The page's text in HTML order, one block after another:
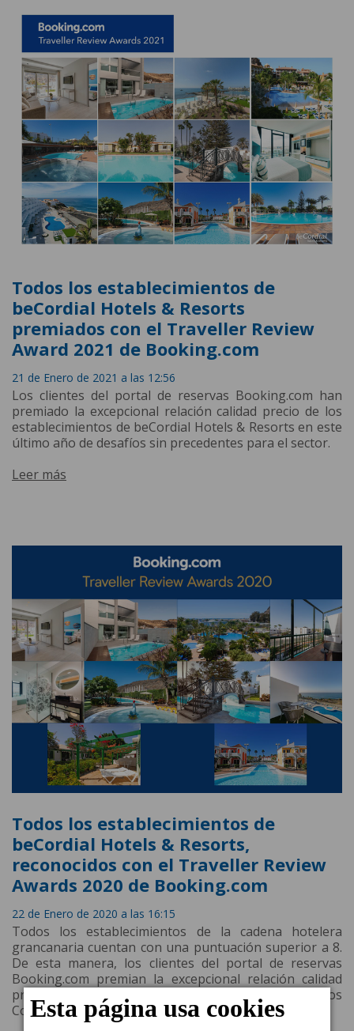
Todos los establecimientos de
beCordial Hotels & Resorts
premiados con el Traveller Review
Award 2021 de Booking.com
21 de Enero de 2021 a las 12:56
Los clientes del portal de reservas Booking.com han
premiado la excepcional relación calidad precio de los
establecimientos de beCordial Hotels & Resorts en este
último año de desafíos sin precedentes para el sector.
Leer más
Todos los establecimientos de
beCordial Hotels & Resorts,
reconocidos con el Traveller Review
Awards 2020 de Booking.com
22 de Enero de 2020 a las 16:15
Todos los establecimientos de la cadena hotelera
grancanaria cuentan con una puntuación superior a 8.
De esta manera, los clientes del portal de reservas
Booking.com premian la excepcional relación calidad
precio de la que han disfrutado en los establecimientos
Cordial.